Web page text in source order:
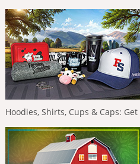
Hoodies, Shirts, Cups & Caps: